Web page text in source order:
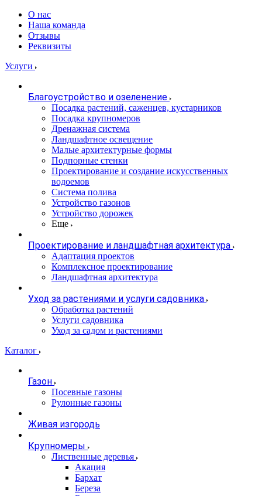
О нас
Наша команда
Отзывы
Реквизиты
Услуги
Благоустройство и озеленение
Посадка растений, саженцев, кустарников
Посадка крупномеров
Дренажная система
Ландшафтное освещение
Малые архитектурные формы
Подпорные стенки
Проектирование и создание искусственных
водоемов
Система полива
Устройство газонов
Устройство дорожек
Еще
Проектирование и ландшафтная архитектура
Адаптация проектов
Комплексное проектирование
Ландшафтная архитектура
Уход за растениями и услуги садовника
Обработка растений
Услуги садовника
Уход за садом и растениями
Каталог
Газон
Посевные газоны
Рулонные газоны
Живая изгородь
Крупномеры
Лиственные деревья
Акация
Бархат
Береза